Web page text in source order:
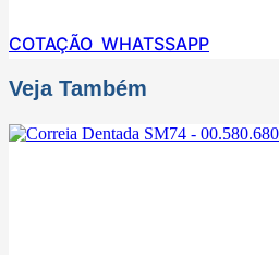
COTAÇÃO WHATSSAPP
Veja Também